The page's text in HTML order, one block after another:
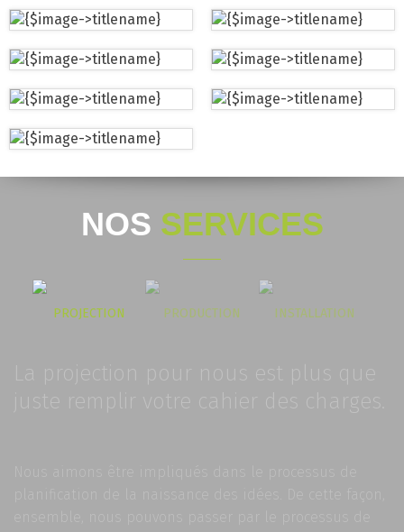
NOS SERVICES
PROJECTION PRODUCTION INSTALLATION